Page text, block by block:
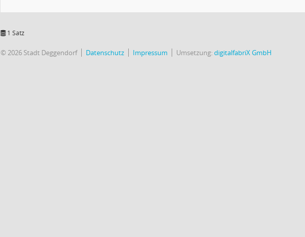
1 Satz
© 2026 Stadt Deggendorf Datenschutz Impressum Umsetzung:digitalfabriX GmbH